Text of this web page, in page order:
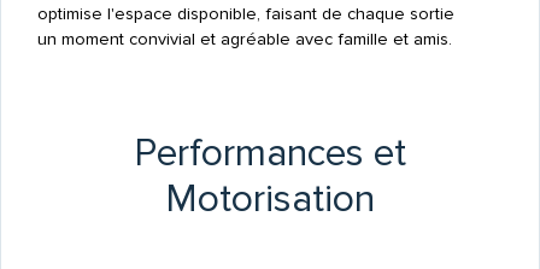
optimise l'espace disponible, faisant de chaque sortie
un moment convivial et agréable avec famille et amis.
Performances et
Motorisation